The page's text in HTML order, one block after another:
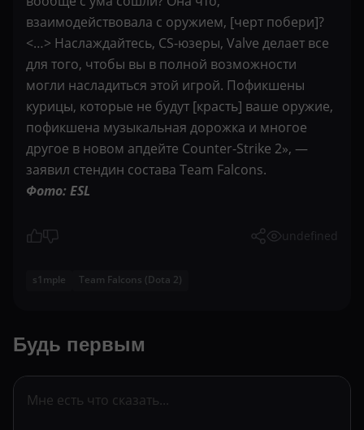
взаимодействовала с оружием, [черт побери]?
<…> Наслаждайтесь, CS-юзеры, Valve делает все
для того, чтобы вы в полной возможности
могли насладиться этой игрой. Пофикшены
курицы, которые не будут [красть] ваше оружие,
пофикшена музыкальная дорожка и многое
другое в новом апдейте Counter-Strike 2», —
заявил стендин состава Team Falcons.
Фото: ESL
undefined
s1mple Team Falcons (Dota 2)
Будь первым